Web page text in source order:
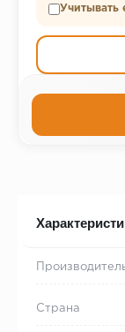
Учитывать
Страна